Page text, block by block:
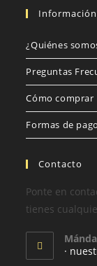
Información
¿Quiénes
Preguntas
Cómo comprar
Formas de pago
Contacto
Ponte en
tienes
·